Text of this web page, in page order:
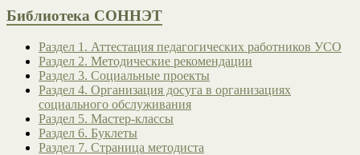
Библиотека СОННЭТ
Раздел 1. Аттестация педагогических работников УСО
Раздел 2. Методические рекомендации
Раздел 3. Социальные проекты
Раздел 4. Организация досуга в организациях
социального обслуживания
Раздел 5. Мастер-классы
Раздел 6. Буклеты
Раздел 7. Страница методиста